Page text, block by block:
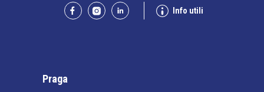
Info utili
Praga